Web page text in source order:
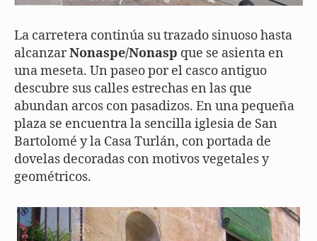
La carretera continúa su trazado sinuoso hasta
alcanzarNonaspe/Nonasp que se asienta en
una meseta. Un paseo por el casco antiguo
descubre sus calles estrechas en las que
abundan arcos con pasadizos. En una pequeña
plaza se encuentra la sencilla iglesia de San
Bartolomé y la Casa Turlán, con portada de
dovelas decoradas con motivos vegetales y
geométricos.